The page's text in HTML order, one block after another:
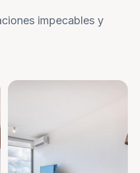
impecables y